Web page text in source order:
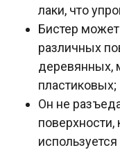
лаки, что
Бистер
различных
деревянных,
пластиковых;
Он не